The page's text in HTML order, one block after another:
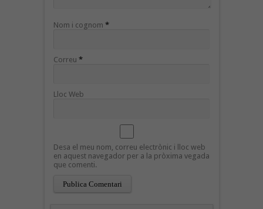
Nom i cognom *
Correu *
Lloc Web
Desa el meu nom, correu electrònic i lloc web
en aquest navegador per a la pròxima vegada
que comenti.